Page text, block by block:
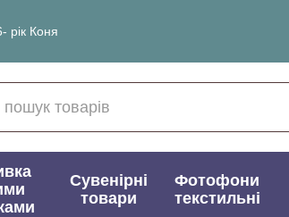
рік Коня
Сувенірні
товари
Фотофони
текстильні